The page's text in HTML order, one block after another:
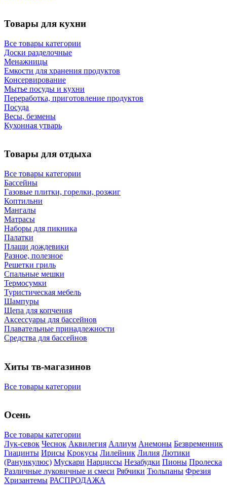
Товары для кухни
Все товары категории
Доски разделочные
Менажницы
Емкости для хранения продуктов
Консервирование
Мытье посуды и кухни
Переработка, приготовление продуктов
Посуда
Весы, безмены
Кухонная утварь
Товары для отдыха
Все товары категории
Бассейны
Газовые плитки, горелки, розжиг
Коптильни
Мангалы
Матрасы
Наборы для пикника
Палатки
Плащи дождевики
Разное, полезное
Решетки гриль
Спальные мешки
Термосумки
Туристическая мебель
Шампуры
Щепа для копчения
Аксессуары для бассейнов
Плавательные принадлежности
Средства для бассейнов
Хиты тв-магазинов
Все товары категории
Осень
Все товары категории
Лук-севок Чеснок Аквилегия Аллиум Анемоны Безвременник
Гиацинты Ирисы Крокусы Лилейник Лилия Лютики
(Ранункулюс) Мускари Нарцисcы Незабудки Пионы Пролеска
Различные луковичные и смеси Рябчики Тюльпаны Фрезия
Хризантемы РАСПРОДАЖА